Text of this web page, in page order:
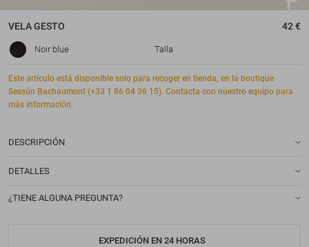
VELAGESTO 42 €
Noir blue Talla
Este artículo está disponible solo para recoger en tienda, en la boutique
Sessùn Bachaumont (+33 1 86 04 36 15). Contacta con nuestro equipo para
más información.
DESCRIPCIÓN
DETALLES
¿TIENE ALGUNA PREGUNTA?
EXPEDICIÓN EN 24 HORAS